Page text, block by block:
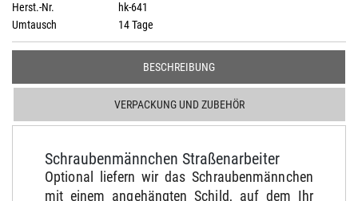
Herst.-Nr.
hk-641
Umtausch
14 Tage
BESCHREIBUNG
VERPACKUNG UND ZUBEHÖR
Schraubenmännchen Straßenarbeiter
Optional liefern wir das Schraubenmännchen
mit einem angehängten Schild, auf dem Ihr